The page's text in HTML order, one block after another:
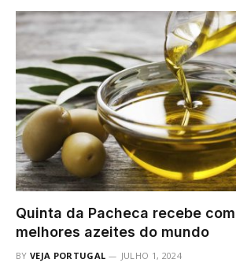
Quinta da Pacheca recebe
melhores azeites do mundo
BY VEJA PORTUGAL JULHO 1, 2024